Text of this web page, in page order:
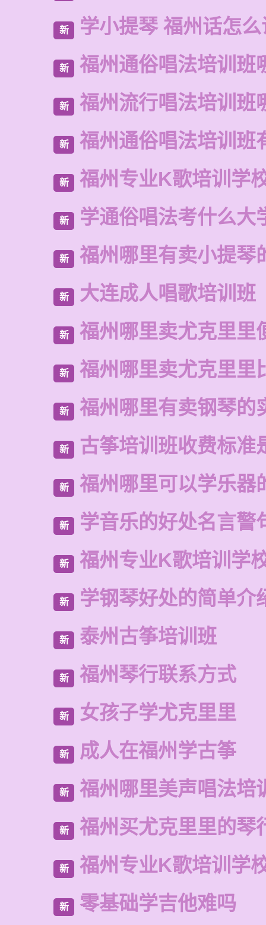
新 学小提琴 福州话怎
新 福州通俗唱法培训班
新 福州流行唱法培训班
新 福州通俗唱法培训班
新 福州专业K歌培训学
新 学通俗唱法考什么大
新 福州哪里有卖小提琴
新 大连成人唱歌培训班
新 福州哪里卖尤克里里
新 福州哪里卖尤克里里
新 福州哪里有卖钢琴的
新 古筝培训班收费标准
新 福州哪里可以学乐器
新 学音乐的好处名言警
新 福州专业K歌培训学
新 学钢琴好处的简单介
新 泰州古筝培训班
新 福州琴行联系方式
新 女孩子学尤克里里
新 成人在福州学古筝
新 福州哪里美声唱法培
新 福州买尤克里里的琴
新 福州专业K歌培训学
新 零基础学吉他难吗